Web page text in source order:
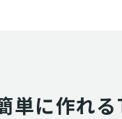
単に作れ